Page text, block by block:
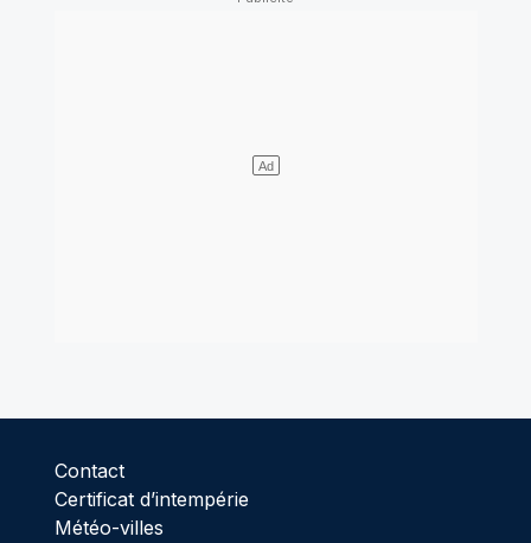
Contact
Certificat d’intempérie
Météo-villes